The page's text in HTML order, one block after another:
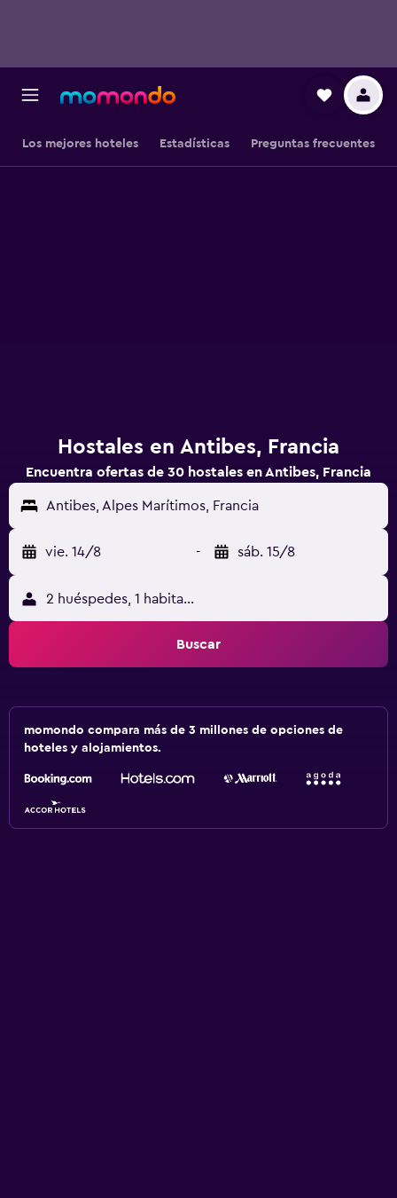
Los mejores hoteles Estadísticas Preguntas frecuentes
Hostales en Antibes, Francia
Encuentra ofertas de 30 hostales en Antibes, Francia
Antibes, Alpes Marítimos, Francia
vie. 14/8 - sáb. 15/8
2 huéspedes, 1 habitación
Buscar
momondo compara más de 3 millones de opciones de
hoteles y alojamientos.